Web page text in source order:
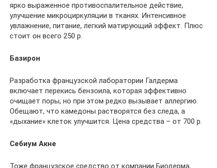
ярко выраженное противоспалительное действие,
улучшение микроциркуляции в тканях. Интенсивное
увлажнение, питание, легкий матирующий эффект. Плюс
стоит он всего 250 р.
Базирон
Разработка французской лаборатории Галдерма
включает перекись бензоила, которая эффективно
очищает поры, но при этом редко вызывает аллергию.
Обещают, что камедоны растворятся без следа, а
«дыхание» клеток улучшится. Цена средства – от 700 р.
Себиум Акне
Тоже французское средство от компании Биодерма,